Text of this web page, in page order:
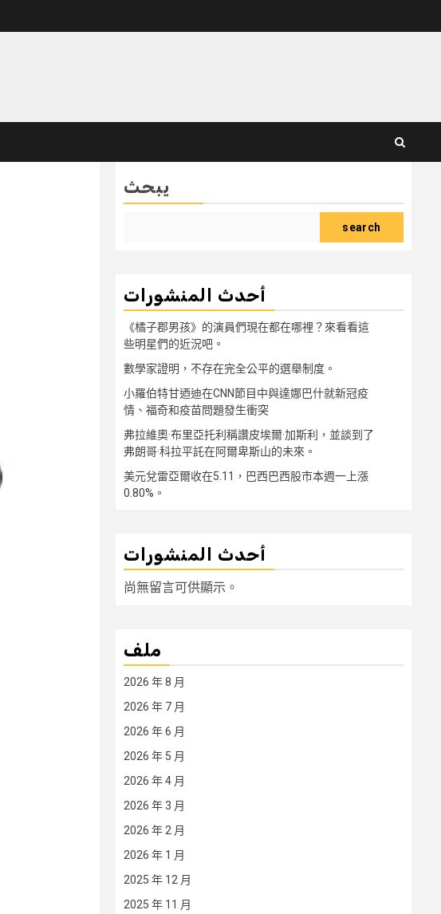
يبحث
search
أحدث المنشورات
《橘子郡男孩》的演員們現在都在哪裡？來看看這
些明星們的近況吧。
數學家證明，不存在完全公平的選舉制度。
小羅伯特甘迺迪在CNN節目中與達娜巴什就新冠疫
情、福奇和疫苗問題發生衝突
弗拉維奧·布里亞托利稱讚皮埃爾·加斯利，並談到了
弗朗哥·科拉平託在阿爾卑斯山的未來。
美元兌雷亞爾收在5.11，巴西巴西股市本週一上漲
0.80%。
أحدث المنشورات
尚無留言可供顯示。
ملف
2026 年 8 月
2026 年 7 月
2026 年 6 月
2026 年 5 月
2026 年 4 月
2026 年 3 月
2026 年 2 月
2026 年 1 月
2025 年 12 月
2025 年 11 月